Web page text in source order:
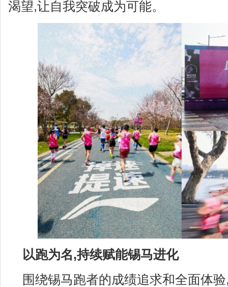
渴望,让自我突破成为可能。
以跑为名,持续赋能锡马进化
围绕锡马跑者的成绩追求和全面体